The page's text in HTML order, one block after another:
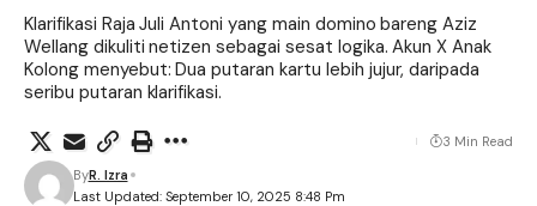
Klarifikasi Raja Juli Antoni yang main domino bareng Aziz
Wellang dikuliti netizen sebagai sesat logika. Akun X Anak
Kolong menyebut: Dua putaran kartu lebih jujur, daripada
seribu putaran klarifikasi.
Last Updated: September 10, 2025 8:48 Pm
ByR. Izra
3 Min Read